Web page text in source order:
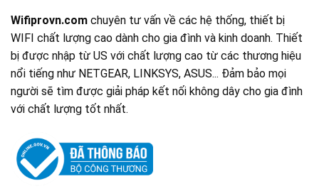
Wifiprovn.com chuyên tư vấn về các hệ thống, thiết bị
WIFI chất lượng cao dành cho gia đình và kinh doanh. Thiết
bị được nhập từ US với chất lượng cao từ các thương hiệu
nổi tiếng như NETGEAR, LINKSYS, ASUS... Đảm bảo mọi
người sẽ tìm được giải pháp kết nối không dây cho gia đình
với chất lượng tốt nhất.